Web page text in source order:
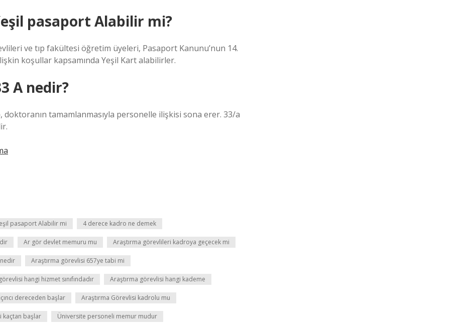
pasaport Alabilir mi?
ve tıp fakültesi öğretim üyeleri, Pasaport Kanunu’nun 14.
koşullar kapsamında Yeşil Kart alabilirler.
A nedir?
tamamlanmasıyla personelle ilişkisi sona erer. 33/a
pasaport Alabilir mi 4 derece kadro ne demek
Ar gör devlet memuru mu Araştırma görevlileri kadroya geçecek mi
Araştırma görevlisi 657ye tabi mi
hangi hizmet sınıfındadır Araştırma görevlisi hangi kademe
dereceden başlar Araştırma Görevlisi kadrolu mu
kaçtan başlar Üniversite personeli memur mudur